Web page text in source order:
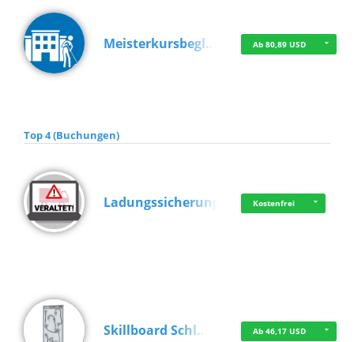
Meisterkursbegl… Ab 80,89 USD
Top 4 (Buchungen)
Ladungssicherung Kostenfrei
Skillboard Schl… Ab 46,17 USD